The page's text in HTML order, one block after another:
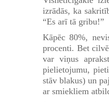
izrādās, ka
“Es arī tā gribu!”
Kāpēc 80%,
procenti. Bet
var viņus
pielietojumu,
stāv blakus) un
ar smiekliem